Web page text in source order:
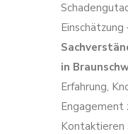
Einschätzung
in
Erfahrung,
Engagement
Kontaktieren